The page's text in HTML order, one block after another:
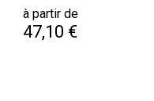
Prix
à partir de
47,10 €